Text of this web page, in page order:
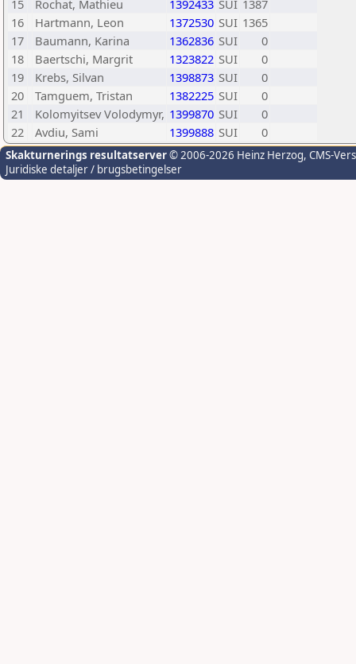
15
Rochat, Mathieu 1392433 SUI 1387
16
Hartmann, Leon 1372530 SUI 1365
17
Baumann, Karina 1362836 SUI
0
18
Baertschi, Margrit 1323822 SUI
0
19
Krebs, Silvan 1398873 SUI
0
20
Tamguem, Tristan 1382225 SUI
0
21
Kolomyitsev Volodymyr, 1399870 SUI
0
22
Avdiu, Sami 1399888 SUI 0
Skakturnerings resultatserver© 2006-2026 Heinz Herzog, CMS-
Juridiske detaljer / brugsbetingelser